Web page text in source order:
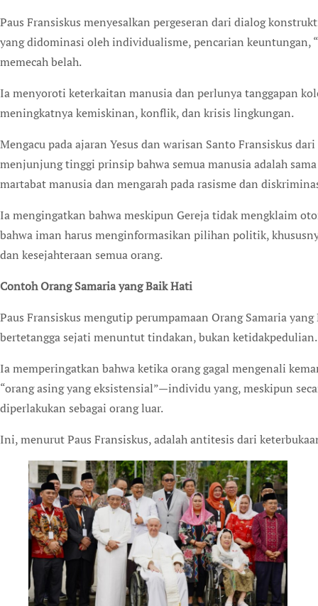
Paus Fransiskus menyesalkan pergeseran dari dialog
yang didominasi oleh individualisme, pencarian keuntungan,
memecah belah.
Ia menyoroti keterkaitan manusia dan perlunya tanggapan
meningkatnya kemiskinan, konflik, dan krisis lingkungan.
Mengacu pada ajaran Yesus dan warisan Santo Fransiskus
menjunjung tinggi prinsip bahwa semua manusia adalah
martabat manusia dan mengarah pada rasisme dan
Ia mengingatkan bahwa meskipun Gereja tidak mengklaim
bahwa iman harus menginformasikan pilihan politik,
dan kesejahteraan semua orang.
Contoh Orang Samaria yang Baik Hati
Paus Fransiskus mengutip perumpamaan Orang Samaria
bertetangga sejati menuntut tindakan, bukan ketidakpedulian.
Ia memperingatkan bahwa ketika orang gagal mengenali
“orang asing yang eksistensial”—individu yang, meskipun
diperlakukan sebagai orang luar.
Ini, menurut Paus Fransiskus, adalah antitesis dari